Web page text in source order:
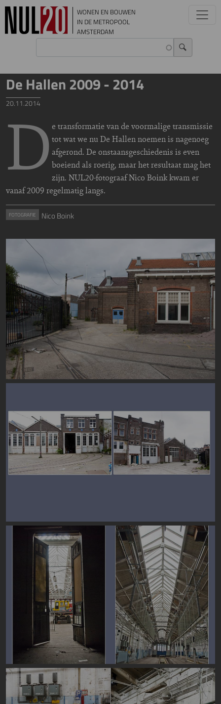
Overslaan en naar de inhoud gaan
WONEN EN BOUWEN
IN DE METROPOOL
AMSTERDAM
De Hallen 2009 - 2014
20.11.2014
D e transformatie van de voormalige transmissie
tot wat we nu De Hallen noemen is nagenoeg
afgerond. De onstaansgeschiedenis is even
boeiend als roerig, maar het resultaat mag het
zijn. NUL20-fotograaf Nico Boink kwam er
vanaf 2009 regelmatig langs.
FOTOGRAFIE Nico Boink
Image